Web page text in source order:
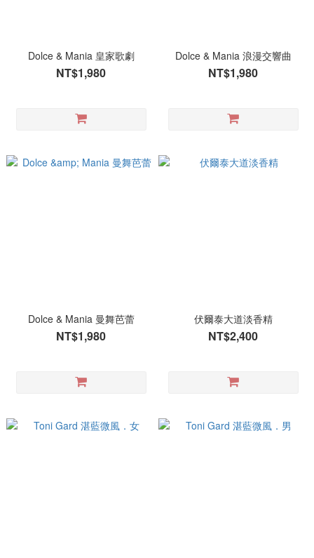
Dolce & Mania 皇家歌劇
NT$1,980
Dolce & Mania 浪漫交響曲
NT$1,980
Dolce & Mania 曼舞芭蕾
NT$1,980
伏爾泰大道淡香精
NT$2,400